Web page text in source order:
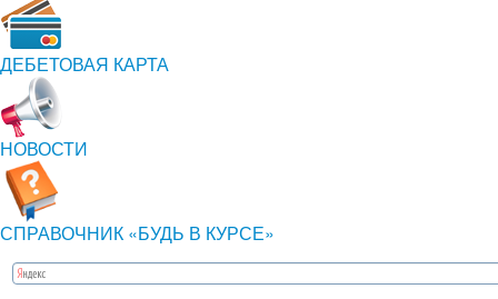
ДЕБЕТОВАЯ КАРТА
НОВОСТИ
СПРАВОЧНИК «БУДЬ В КУРСЕ»